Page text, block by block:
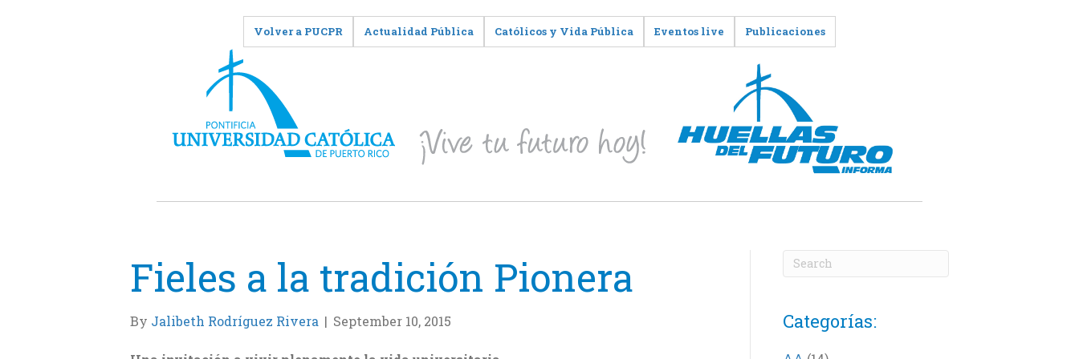
Volver a PUCPR Actualidad Pública Católicos y Vida Pública Eventos live Publicaciones
Fieles a la tradición Pionera
By Jalibeth Rodríguez Rivera | September 10, 2015 Categorías: